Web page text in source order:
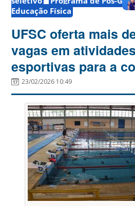
Educação Física
UFSC oferta mais
vagas em
esportivas para a
23/02/2026 10:49